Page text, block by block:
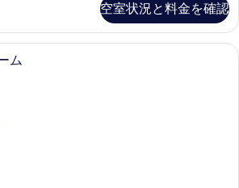
空室状況と料金を確認
デラックス ダブルルーム | WiFi (無
ム